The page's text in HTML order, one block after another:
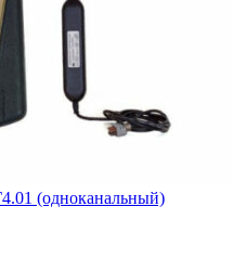
(одноканальный)